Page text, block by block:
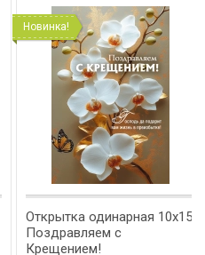
Новинка!
Открытка одинарная 10x15:
Поздравляем с
Крещением!